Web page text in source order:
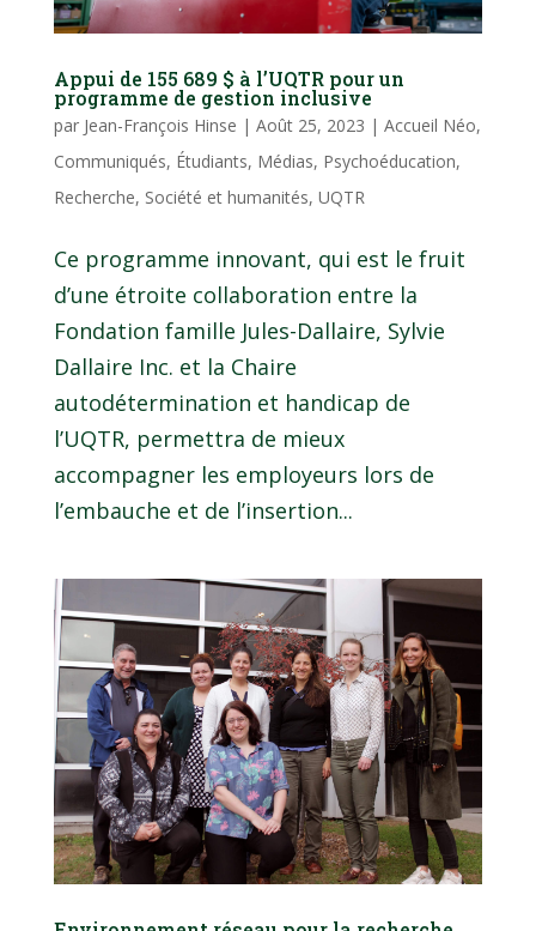
Appui de 155 689 $ à l’UQTR pour un
programme de gestion inclusive
par Jean-François Hinse | Août 25, 2023 | Accueil Néo,
Communiqués, Étudiants, Médias, Psychoéducation,
Recherche, Société et humanités, UQTR
Ce programme innovant, qui est le fruit
d’une étroite collaboration entre la
Fondation famille Jules-Dallaire, Sylvie
Dallaire Inc. et la Chaire
autodétermination et handicap de
l’UQTR, permettra de mieux
accompagner les employeurs lors de
l’embauche et de l’insertion...